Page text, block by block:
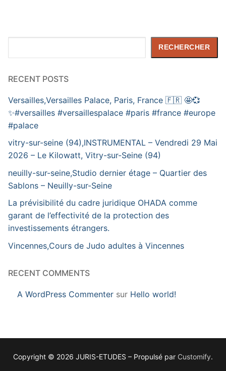
RECHERCHER
RECENT POSTS
Versailles,Versailles Palace, Paris, France 🇫🇷 🤩💞
✨️#versailles #versaillespalace #paris #france #europe
#palace
vitry-sur-seine (94),INSTRUMENTAL – Vendredi 29 Mai
2026 – Le Kilowatt, Vitry-sur-Seine (94)
neuilly-sur-seine,Studio dernier étage – Quartier des
Sablons – Neuilly-sur-Seine
La prévisibilité du cadre juridique OHADA comme
garant de l’effectivité de la protection des
investissements étrangers.
Vincennes,Cours de Judo adultes à Vincennes
RECENT COMMENTS
A WordPress Commenter sur Hello world!
Copyright © 2026 JURIS-ETUDES – Propulsé par Customify.